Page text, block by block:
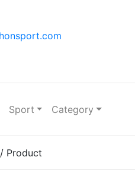
Sport Category
/ Product